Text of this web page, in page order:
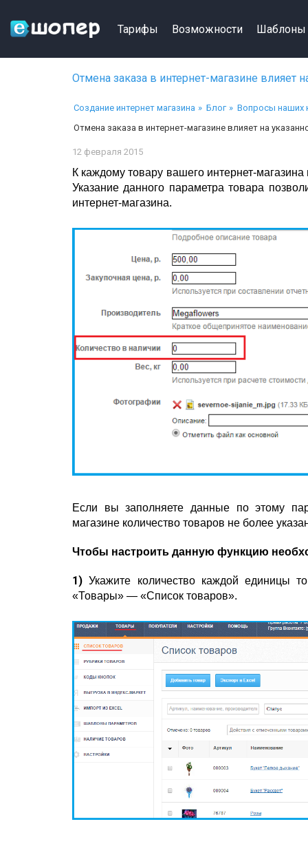
Тарифы Возможности Шаблоны
Отмена заказа в интернет-магазине влияет
Создание интернет магазина Блог
Вопросы наших
Отмена заказа в интернет-магазине влияет на
12 февраля 2015
К каждому товару вашего интернет-
Указание данного параметра товара
интернет-магазина.
Если вы заполняете данные по этому
магазине количество товаров не более
Чтобы настроить данную функцию
1) Укажите количество каждой единицы
«Товары» — «Список товаров».